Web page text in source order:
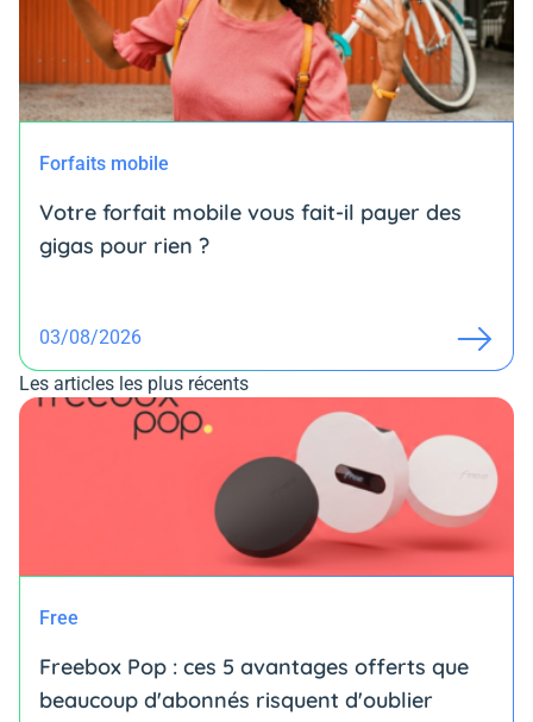
Forfaits mobile
Votre forfait mobile vous fait-il payer des
gigas pour rien ?
03/08/2026
Les articles les plus récents
Free
Freebox Pop : ces 5 avantages offerts que
beaucoup d'abonnés risquent d'oublier